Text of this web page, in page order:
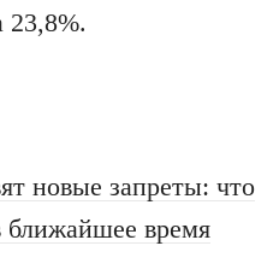
23,8%.
новые запреты: что
ближайшее время